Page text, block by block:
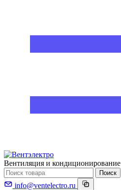
Вентиляция и кондиционирование
Поиск
info@ventelectro.ru